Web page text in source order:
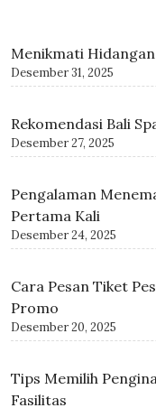
Desember 31, 2025
Rekomendasi Bali
Desember 27, 2025
Pengalaman
Desember 24, 2025